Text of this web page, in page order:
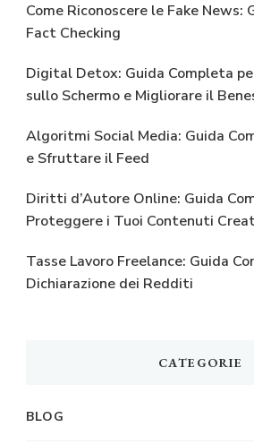
Come Riconoscere le Fake News:
Fact Checking
Digital Detox: Guida Completa
sullo Schermo e Migliorare il
Algoritmi Social Media: Guida
e Sfruttare il Feed
Diritti d’Autore Online: Guida
Proteggere i Tuoi Contenuti
Tasse Lavoro Freelance: Guida
Dichiarazione dei Redditi
CATEGORIE
BLOG